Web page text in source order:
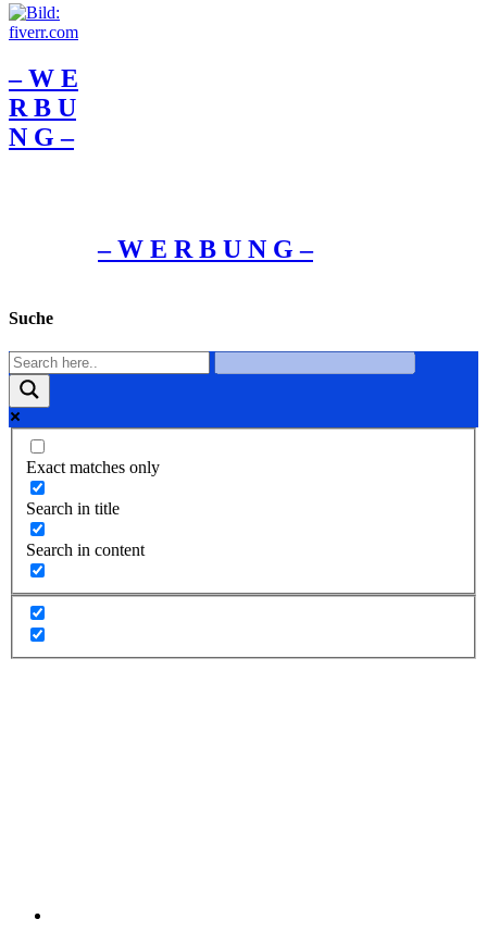
– W Ε
R Β U
Ν G –
– W Ε R Β U Ν G –
Suche
Exact matches only
Search in title
Search in content